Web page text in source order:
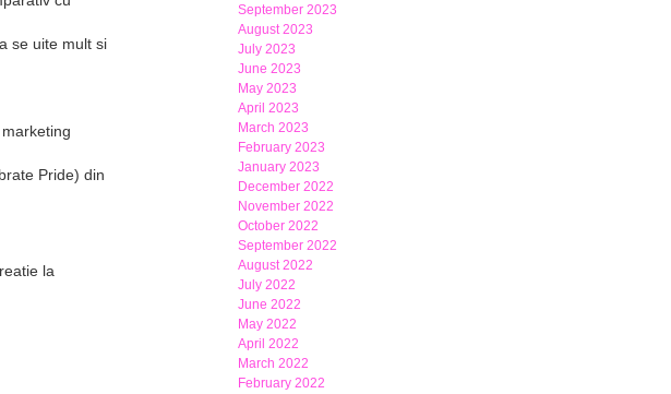
se uite mult si
Pride) din
la
September 2023
August 2023
July 2023
June 2023
May 2023
April 2023
March 2023
February 2023
January 2023
December 2022
November 2022
October 2022
September 2022
August 2022
July 2022
June 2022
May 2022
April 2022
March 2022
February 2022